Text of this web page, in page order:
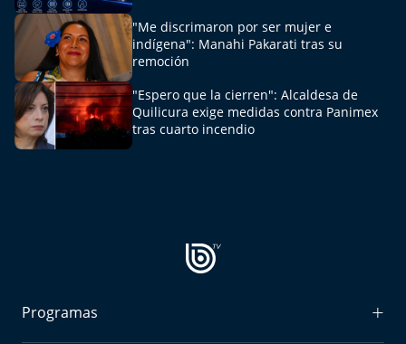
Conexión Digital
La Ruta del Pulsar
Psicología Abierta
Conecta Vida
"Me discrimaron por ser mujer e
indígena": Manahi Pakarati tras su
remoción
"Espero que la cierren": Alcaldesa de
Quilicura exige medidas contra Panimex
tras cuarto incendio
Programas